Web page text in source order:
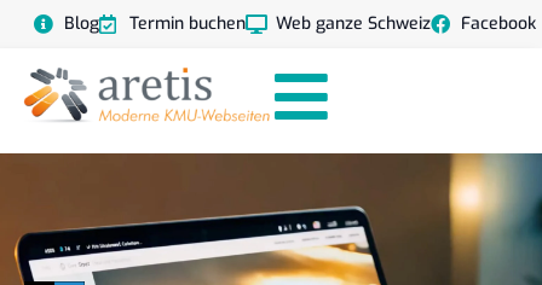
Blog Termin buchen Web ganze Schweiz Facebook